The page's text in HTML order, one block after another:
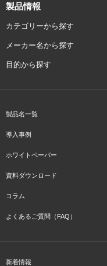
製品情報
カテゴリーから探す
メーカー名から探す
目的から探す
製品名一覧
導入事例
ホワイトペーパー
資料ダウンロード
コラム
よくあるご質問（FAQ）
新着情報